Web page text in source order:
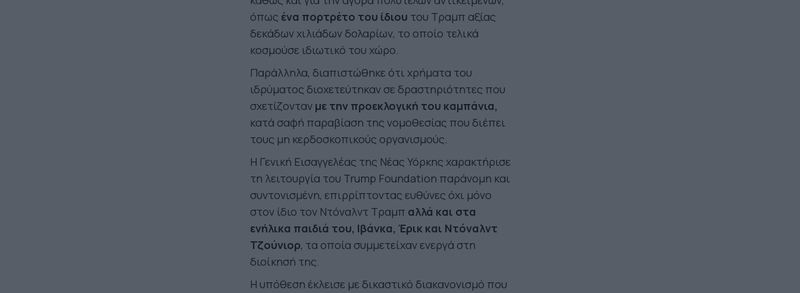
όπως ένα πορτρέτο του ίδιου του Τραμπ αξίας
δεκάδων χιλιάδων δολαρίων, το οποίο τελικά
κοσμούσε ιδιωτικό του χώρο.
Παράλληλα, διαπιστώθηκε ότι χρήματα του
ιδρύματος διοχετεύτηκαν σε δραστηριότητες που
σχετίζονταν με την προεκλογική του καμπάνια,
κατά σαφή παραβίαση της νομοθεσίας που διέπει
τους μη κερδοσκοπικούς οργανισμούς.
Η Γενική Εισαγγελέας της Νέας Υόρκης χαρακτήρισε
τη λειτουργία του Trump Foundation παράνομη και
συντονισμένη, επιρρίπτοντας ευθύνες όχι μόνο
στον ίδιο τον Ντόναλντ Τραμπ αλλά και στα
ενήλικα παιδιά του, Ιβάνκα, Έρικ και Ντόναλντ
Τζούνιορ, τα οποία συμμετείχαν ενεργά στη
διοίκησή της.
Η υπόθεση έκλεισε με δικαστικό διακανονισμό που